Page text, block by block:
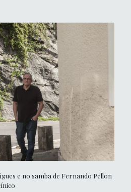
e no samba de Fernando Pellon